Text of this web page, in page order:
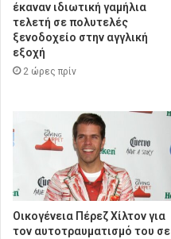
έκαναν ιδιωτική γαμήλια
τελετή σε πολυτελές
ξενοδοχείο στην αγγλική
εξοχή
2 ώρες πρίν
Οικογένεια Πέρεζ Χίλτον για
τον αυτοτραυματισμό του σε